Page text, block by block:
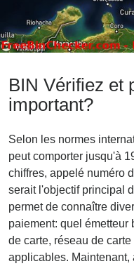
BIN Vérifiez et
important?
Selon les normes
peut comporter jusqu'à
chiffres, appelé numéro
serait l'objectif principal
permet de connaître
paiement: quel émetteur
de carte, réseau de
applicables. Maintenant,